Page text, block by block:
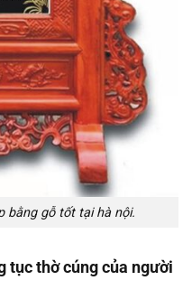
bằng gỗ tốt tại hà nội.
tục thờ cúng của người